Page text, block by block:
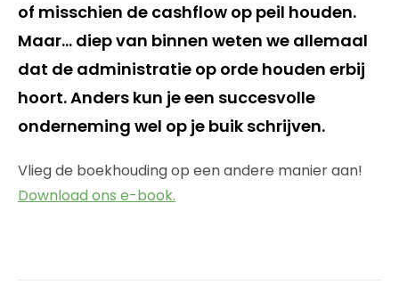
of misschien de cashflow op peil houden.
Maar… diep van binnen weten we allemaal
dat de administratie op orde houden erbij
hoort. Anders kun je een succesvolle
onderneming wel op je buik schrijven.
Vlieg de boekhouding op een andere manier aan!
Download ons e-book.